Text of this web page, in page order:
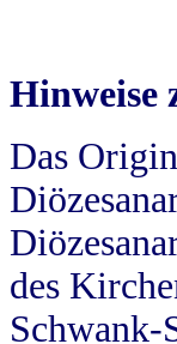
Hinweise
Das
des
Schwank-